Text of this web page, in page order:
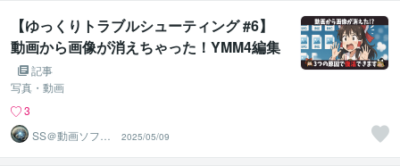
【ゆっくりトラブルシューティング #6】
動画から画像が消えちゃった！YMM4編集
中に画像が見えなくなったときの対処法を
教えます！「3つの原因」を理解して慌て
ず解決
記事
写真・動画
3
SS＠動画ソフト
ウェアエンジニ
ア
2025/05/09